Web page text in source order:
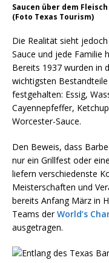
Saucen über dem
(Foto Texas Tourism)
Die Realität sieht
Sauce und jede Familie
Bereits 1937 wurden in
wichtigsten
festgehalten: Essig,
Cayennepfeffer,
Worcester-Sauce.
Den Beweis, dass
nur ein Grillfest oder
liefern verschiedenste
Meisterschaften und
bereits Anfang März in
Teams derWorld’s
ausgetragen.